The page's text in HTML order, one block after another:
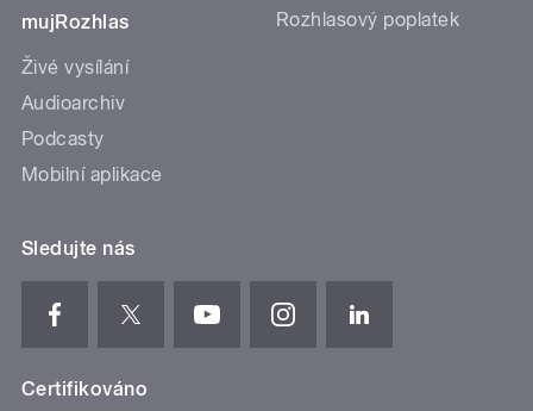
mujRozhlas
Živé vysílání
Audioarchiv
Podcasty
Mobilní aplikace
Rozhlasový poplatek
Sledujte nás
Certifikováno